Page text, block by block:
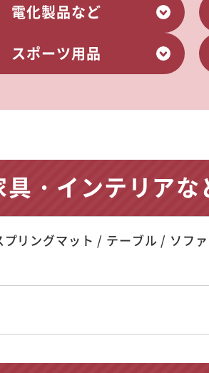
電化製品など
スポーツ用品
具・インテリアな
リングマット / テーブル / ソフ